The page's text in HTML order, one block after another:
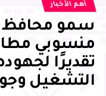
أهم الأخبار
سمو محافظ
منسوبي
تقديرًا
التشغيل